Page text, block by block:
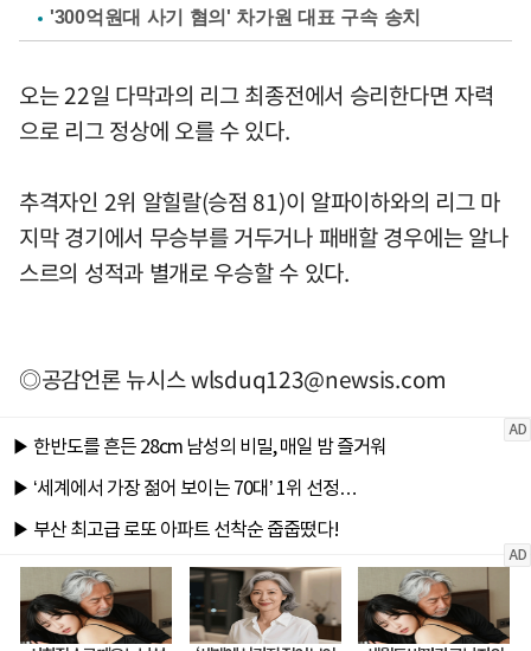
'300억원대 사기 혐의' 차가원 대표 구속 송치
오는 22일 다막과의 리그 최종전에서 승리한다면 자력
으로 리그 정상에 오를 수 있다.
추격자인 2위 알힐랄(승점 81)이 알파이하와의 리그 마
지막 경기에서 무승부를 거두거나 패배할 경우에는 알나
스르의 성적과 별개로 우승할 수 있다.
◎공감언론 뉴시스wlsduq123@newsis.com